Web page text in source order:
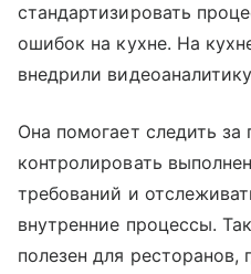
стандартизировать
ошибок на кухне. На
внедрили
Она помогает следить за
контролировать
требований и
внутренние процессы.
полезен для ресторанов,